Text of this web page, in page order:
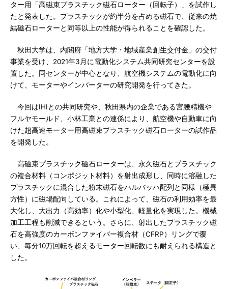
ター用「高磁束プラスチック磁石ローター（回転子）」を試作し
たと発表した。プラスチックが約半分を占める磁石で、従来の焼
結磁石ローターと同等以上の性能が得られることを確認した。
秋田大学は、内閣府「地方大学・地域産業創生交付金」の交付
事業を受け、2021年3月に電動化システム共同研究センターを設
置した。同センターが中心となり、航空機システムの電動化に向
けて、モーターやインバーターの研究開発を行ってきた。
今回はIHIとの共同研究や、秋田県内の企業である宮腰精機や
フルヤモールド、小林工業との連係により、航空機や自動車に向
けた超高速モーター用高磁束プラスチック磁石ローターの試作品
を開発した。
高磁束プラスチック磁石ローターは、永久磁石とプラスチック
の複合材料（コンポジット材料）を射出成形し、同時に溶融した
プラスチックに混合した粉末磁石をハルバッハ配列と同様（極異
方性）に磁場配向している。これによって、磁石の利用効率を最
大化し、大出力（高効率）化や小型化、軽量化を実現した。機械
加工工程も削減できるという。さらに、射出したプラスチック磁
石を高強度のカーボンファイバー複合材（CFRP）リングで覆
い、毎分10万回転を超えるモーター回転数にも耐えられる構造と
した。